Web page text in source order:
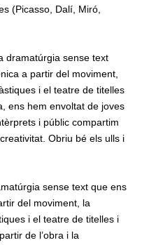
(Picasso, Dalí, Miró,
dramatúrgia sense text
a partir del moviment,
i el teatre de titelles
ens hem envoltat de joves
i públic compartim
Obriu bé els ulls i
sense text que ens
del moviment, la
i el teatre de titelles i
de l’obra i la